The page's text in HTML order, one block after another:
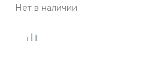
Нет в наличии